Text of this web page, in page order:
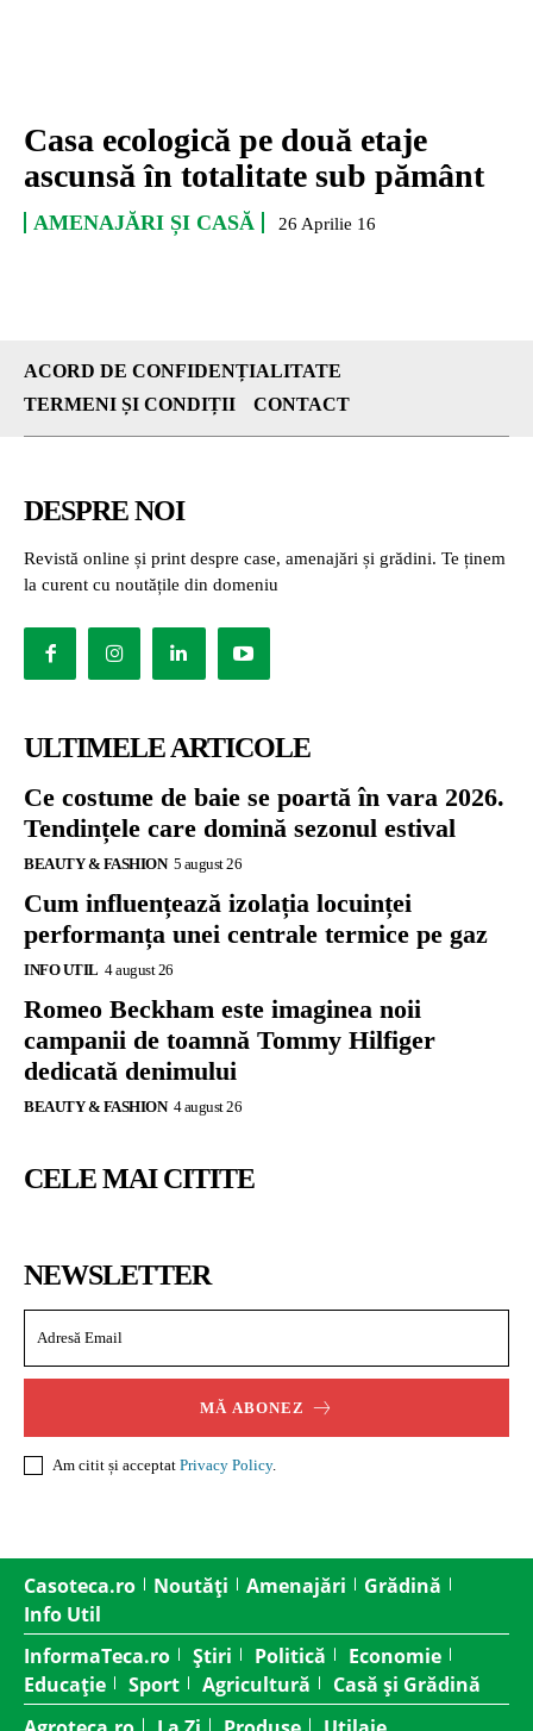
Casa ecologică pe două etaje
ascunsă în totalitate sub pământ
AMENAJĂRI ȘI CASĂ 26 Aprilie 16
ACORD DE CONFIDENȚIALITATE
TERMENI ȘI CONDIȚII
CONTACT
DESPRE NOI
Revistă online și print despre case, amenajări și grădini. Te ținem
la curent cu noutățile din domeniu
ULTIMELE ARTICOLE
Ce costume de baie se poartă în vara 2026.
Tendințele care domină sezonul estival
BEAUTY & FASHION 5 august 26
Cum influențează izolația locuinței
performanța unei centrale termice pe gaz
INFO UTIL 4 august 26
Romeo Beckham este imaginea noii
campanii de toamnă Tommy Hilfiger
dedicată denimului
BEAUTY & FASHION 4 august 26
CELE MAI CITITE
NEWSLETTER
MĂ ABONEZ
Am citit și acceptat Privacy Policy.
Casoteca.ro Noutăți Amenajări
Grădină
Info Util
InformaTeca.ro
Știri Politică
Economie
Educație
Sport Agricultură
Casă și Grădină